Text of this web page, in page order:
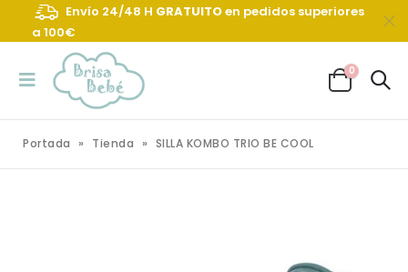
Envío 24/48 H GRATUITOen pedidos superiores
a 100€
0
Portada » Tienda » SILLA KOMBO TRIO BE COOL